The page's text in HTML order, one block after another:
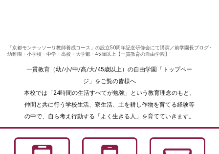
「京都モンテッソーリ教師養成コース」の設立50周年記念研修会にて講演／前学園長ブログ -
幼稚園・小学校・中学・高校・大学部・45歳以上【一貫教育の自由学園】
一貫教育（幼/小/中/高/大/45歳以上）の自由学園「トップペー
ジ」をご覧の皆様へ
本校では「24時間の生活すべてが勉強」という教育理念のもと、
仲間と共に行う学校生活、寮生活、土を耕し作物を育てる経験等
の中で、自ら考え行動する「よく生きる人」を育てていきます。